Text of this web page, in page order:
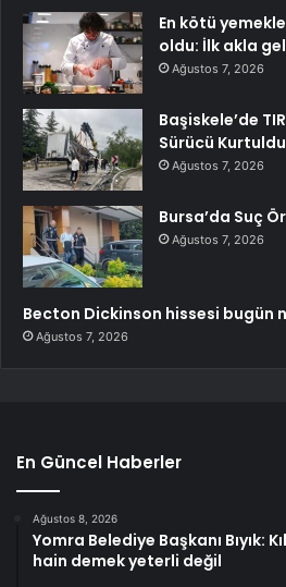
En kötü
oldu: İlk akla
Ağustos 7, 2026
Başiskele’de
Sürücü Kurtuldu
Ağustos 7, 2026
Bursa’da Suç
Ağustos 7, 2026
Becton Dickinson hissesi bugün
Ağustos 7, 2026
En Güncel Haberler
Ağustos 8, 2026
Yomra Belediye Başkanı Bıyık:
hain demek yeterli değil